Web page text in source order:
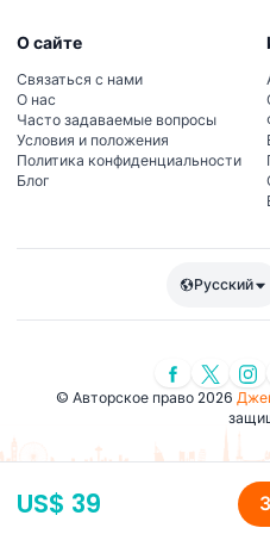
US$ 39
О сайте
Связаться с нами
О нас
Часто задаваемые вопросы
Условия и положения
Политика конфиденциальности
Блог
Русский
© Авторское право 2026